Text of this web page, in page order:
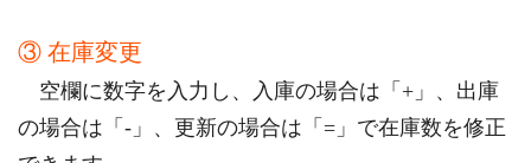
③ 在庫変更
空欄に数字を入力し、入庫の場合は「+」、出庫
の場合は「-」、更新の場合は「=」で在庫数を修正